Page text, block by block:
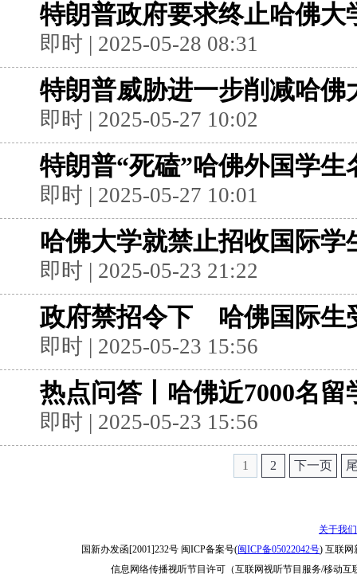
特朗普政府要求终止哈佛大
即时 | 2025-05-28 08:31
特朗普威胁进一步削减哈佛
即时 | 2025-05-27 10:02
特朗普“死磕”哈佛外国学生
即时 | 2025-05-27 10:01
哈佛大学就禁止招收国际
即时 | 2025-05-23 21:22
政府禁招令下 哈佛国际生
即时 | 2025-05-23 15:56
热点问答丨哈佛近7000名留
即时 | 2025-05-23 15:56
1 2 下一页